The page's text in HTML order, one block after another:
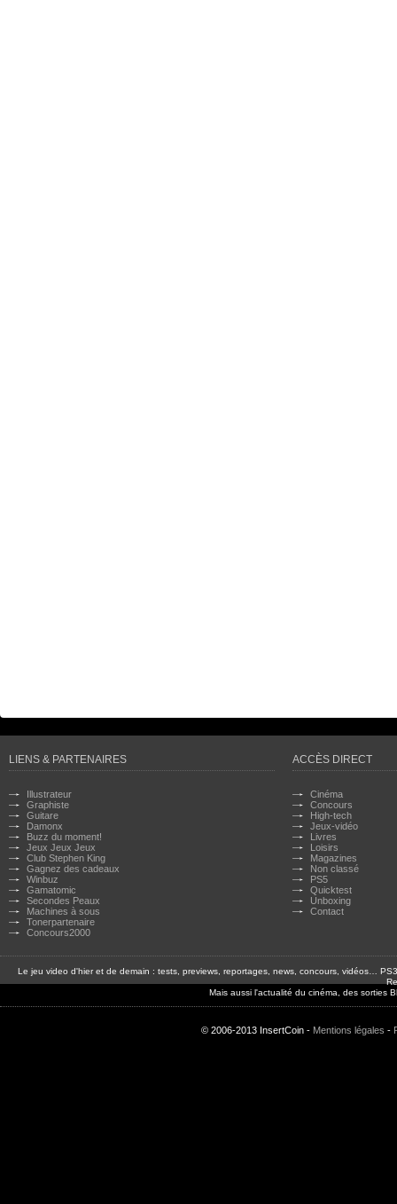
LIENS & PARTENAIRES
Illustrateur
Graphiste
Guitare
Damonx
Buzz du moment!
Jeux Jeux Jeux
Club Stephen King
Gagnez des cadeaux
Winbuz
Gamatomic
Secondes Peaux
Machines à sous
Tonerpartenaire
Concours2000
ACCÈS DIRECT
Cinéma
Concours
High-tech
Jeux-vidéo
Livres
Loisirs
Magazines
Non classé
PS5
Quicktest
Unboxing
Contact
Le jeu video d'hier et de demain : tests, previews, reportages, news, concours, vidéos…
Mais aussi l'actualité du cinéma, des sorties
© 2006-2013 InsertCoin - Mentions légales -